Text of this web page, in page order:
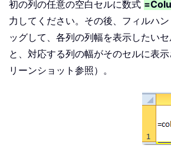
初の列の任意の空白セルに数式
力してください。その後、フィルハ
ッグして、各列の列幅を表示したい
と、対応する列の幅がそのセルに表
リーンショット参照）。